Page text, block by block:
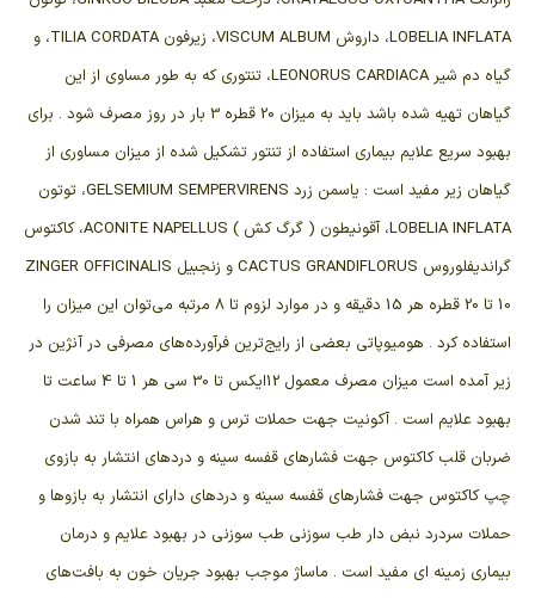
LOBELIA INFLATA، داروش VISCUM ALBUM، زیرفون TILIA CORDATA، و
گیاه دم شیر LEONORUS CARDIACA، تنتوری که به طور مساوی از این
گیاهان تهیه شده باشد باید به میزان 20 قطره 3 بار در روز مصرف شود . برای
بهبود سریع علایم بیماری استفاده از تنتور تشکیل شده از میزان مساوری از
گیاهان زیر مفید است : یاسمن زرد GELSEMIUM SEMPERVIRENS، توتون
LOBELIA INFLATA، آقونیطون ( گرگ کش ) ACONITE NAPELLUS، کاکتوس
گراندیفلوروس CACTUS GRANDIFLORUS و زنجبیل ZINGER OFFICINALIS
10 تا 20 قطره هر 15 دقیقه و در موارد لزوم تا 8 مرتبه می‌توان این میزان را
استفاده کرد . هومیوپاتی بعضی از رایج‌ترین فرآورده‌های مصرفی در آنژین در
زیر آمده است میزان مصرف معمول 12ایکس تا 30 سی هر 1 تا 4 ساعت تا
بهبود علایم است . آکونیت جهت حملات ترس و هراس همراه با تند شدن
ضربان قلب کاکتوس جهت فشارهای قفسه سینه و دردهای انتشار به بازوی
چپ کاکتوس جهت فشارهای قفسه سینه و دردهای دارای انتشار به بازوها و
حملات سردرد نبض دار طب سوزنی طب سوزنی در بهبود علایم و درمان
بیماری زمینه ای مفید است . ماساژ موجب بهبود جریان خون به بافت‌های